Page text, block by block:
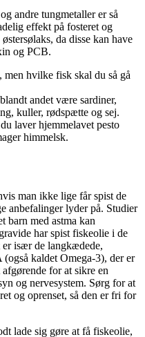
andre tungmetaller er så
effekt på fosteret og
da disse kan have
og PCB.
hvilke fisk skal du så gå
andet være sardiner,
kuller, rødspætte og sej.
laver hjemmelavet pesto
himmelsk.
man ikke lige får spist de
anbefalinger lyder på. Studier
barn med astma kan
har spist fiskeolie i de
er især de langkædede,
kaldet Omega-3), der er
for at sikre en
og nervesystem. Sørg for at
og oprenset, så den er fri for
lade sig gøre at få fiskeolie,